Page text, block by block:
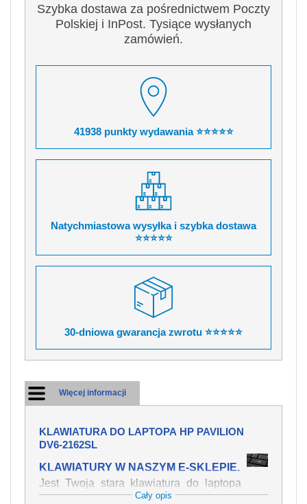
Szybka dostawa za pośrednictwem Poczty
Polskiej i InPost. Tysiące wysłanych
zamówień.
41938 punkty wydawania ⭐⭐⭐⭐⭐
Natychmiastowa wysyłka i szybka dostawa
⭐⭐⭐⭐⭐
30-dniowa gwarancja zwrotu ⭐⭐⭐⭐⭐
Więcej informacji
KLAWIATURA DO LAPTOPA HP PAVILION
DV6-2162SL
KLAWIATURY W NASZYM E-SKLEPIE.
Jest Twoja stara klawiatura do laptopa
HP Pavilion dv6-2162sl mechanicznie
Cały opis